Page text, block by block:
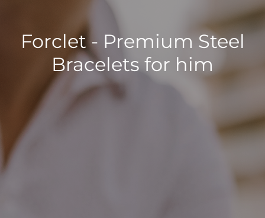
Forclet - Premium Steel
Bracelets for him